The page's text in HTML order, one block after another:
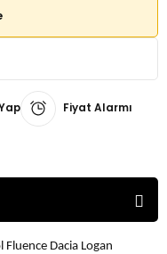
Fiyat Alarmı
Dacia Logan